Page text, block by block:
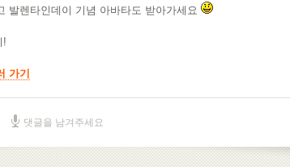
발렌타인데이 기념 아바타도 받아가세요
!
가기
댓글을 남겨주세요